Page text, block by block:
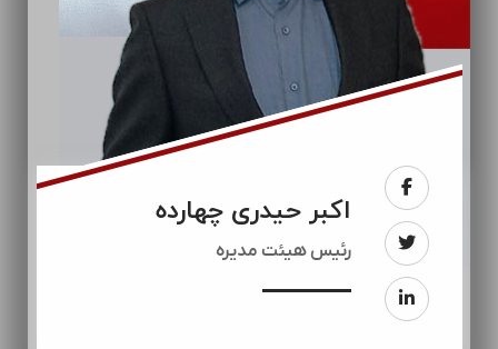
اکبر حیدری چهارده
رئيس هیئت مدیره